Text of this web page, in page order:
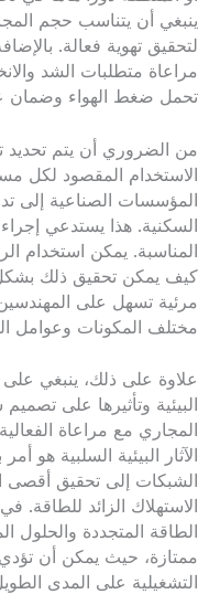
ينبغي أن يتناسب حجم
لتحقيق تهوية فعالة.
مراعاة متطلبات الشد
تحمل ضغط الهواء وضمان
من الضروري أن يتم تحديد
الاستخدام المقصود لكل
المؤسسات الصناعية إلى
السكنية. هذا يستدعي
المناسبة. يمكن استخدام
كيف يمكن تحقيق ذلك
مرئية تسهل على
مختلف المكونات وعوامل
علاوة على ذلك، ينبغي على
البيئية وتأثيرها على
المجاري مع مراعاة
الآثار البيئية السلبية هو
الشبكات إلى تحقيق أقصى
الاستهلاك الزائد للطاقة.
الطاقة المتجددة
ممتازة، حيث يمكن أن تؤدي
التشغيلية على المدى